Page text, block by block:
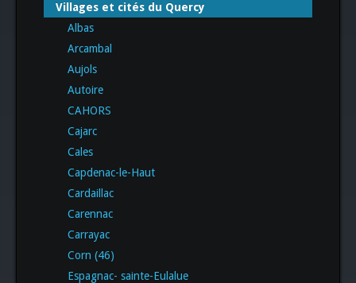
Villages et cités du Quercy
Albas
Arcambal
Aujols
Autoire
CAHORS
Cajarc
Cales
Capdenac-le-Haut
Cardaillac
Carennac
Carrayac
Corn (46)
Espagnac- sainte-Eulalue